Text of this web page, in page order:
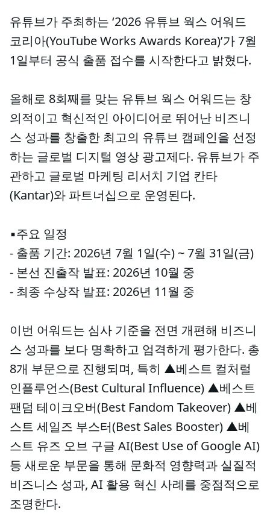
유튜브가 주최하는 ‘2026 유튜브 웍스 어워드
코리아(YouTube Works Awards Korea)’가 7월
1일부터 공식 출품 접수를 시작한다고 밝혔다.
올해로 8회째를 맞는 유튜브 웍스 어워드는 창
의적이고 혁신적인 아이디어로 뛰어난 비즈니
스 성과를 창출한 최고의 유튜브 캠페인을 선정
하는 글로벌 디지털 영상 광고제다. 유튜브가 주
관하고 글로벌 마케팅 리서치 기업 칸타
(Kantar)와 파트너십으로 운영된다.
▪️주요 일정
- 출품 기간: 2026년 7월 1일(수) ~ 7월 31일(금)
- 본선 진출작 발표: 2026년 10월 중
- 최종 수상작 발표: 2026년 11월 중
이번 어워드는 심사 기준을 전면 개편해 비즈니
스 성과를 보다 명확하고 엄격하게 평가한다. 총
8개 부문으로 진행되며, 특히 ▲베스트 컬처럴
인플루언스(Best Cultural Influence) ▲베스트
팬덤 테이크오버(Best Fandom Takeover) ▲베
스트 세일즈 부스터(Best Sales Booster) ▲베
스트 유즈 오브 구글 AI(Best Use of Google AI)
등 새로운 부문을 통해 문화적 영향력과 실질적
비즈니스 성과, AI 활용 혁신 사례를 중점적으로
조명한다.